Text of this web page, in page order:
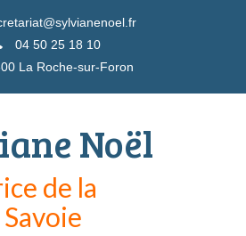
04 50 25 18 10
La Roche-sur-Foron
Noël
de la